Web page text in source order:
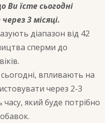
Ви їсте сьогодні
3 місяці.
діапазон від 42
сперми до
впливають на
через 2-3
часу, який буде потрібно